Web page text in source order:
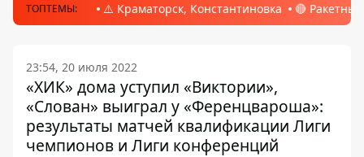
ТОПТЕМЫ: ⚠️ Краматорск, Константиновка 🔴
23:54, 20 июля 2022
«ХИК» дома уступил «Виктории»,
«Слован» выиграл у «Ференцвароша»:
результаты матчей квалификации Лиги
чемпионов и Лиги конференций